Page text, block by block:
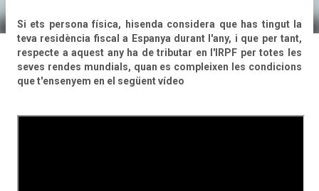
Si ets persona física, hisenda considera que has tingut la
teva residència fiscal a Espanya durant l'any, i que per tant,
respecte a aquest any ha de tributar en l'IRPF per totes les
seves rendes mundials, quan es compleixen les condicions
que t'ensenyem en el següent vídeo